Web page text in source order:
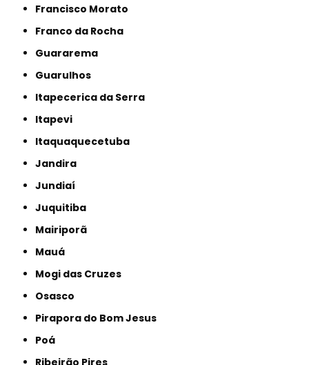
Francisco Morato
Franco da Rocha
Guararema
Guarulhos
Itapecerica da Serra
Itapevi
Itaquaquecetuba
Jandira
Jundiaí
Juquitiba
Mairiporã
Mauá
Mogi das Cruzes
Osasco
Pirapora do Bom Jesus
Poá